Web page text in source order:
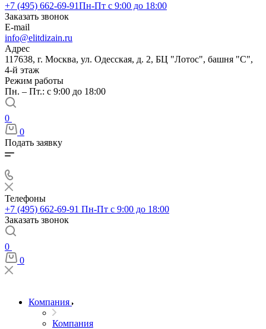
+7 (495) 662-69-91Пн-Пт c 9:00 до 18:00
Заказать звонок
E-mail
info@elitdizain.ru
Адрес
117638, г. Москва, ул. Одесская, д. 2, БЦ "Лотос", башня "С",
4-й этаж
Режим работы
Пн. – Пт.: с 9:00 до 18:00
0
0
Подать заявку
Телефоны
+7 (495) 662-69-91 Пн-Пт c 9:00 до 18:00
Заказать звонок
0
0
Компания
Компания